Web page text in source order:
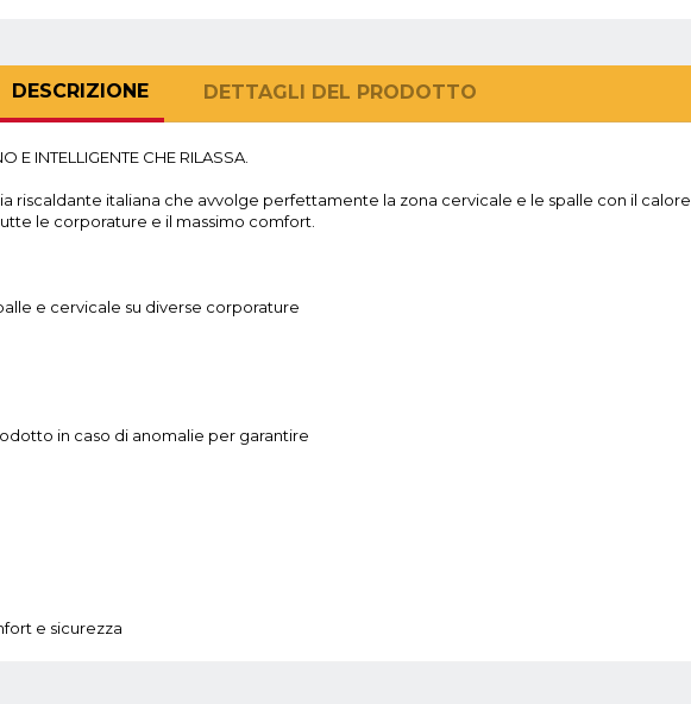
DESCRIZIONE DETTAGLI DEL PRODOTTO
E INTELLIGENTE CHE RILASSA.
italiana che avvolge perfettamente la zona cervicale e le spalle con il calore
le corporature e il massimo comfort.
e cervicale su diverse corporature
in caso di anomalie per garantire
e sicurezza